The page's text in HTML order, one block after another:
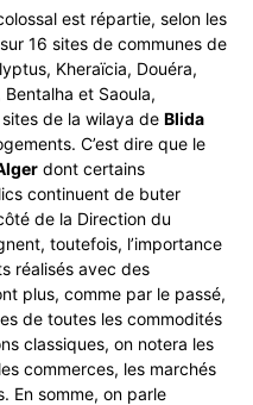
est répartie, selon les
16 sites de communes de
Kheraïcia, Douéra,
et Saoula,
de la wilaya de Blida
C’est dire que le
dont certains
continuent de buter
de la Direction du
toutefois, l’importance
réalisés avec des
plus, comme par le passé,
de toutes les commodités
classiques, on notera les
commerces, les marchés
En somme, on parle